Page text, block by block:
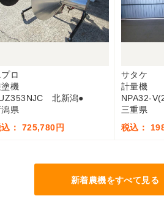
ロ
機
北新潟●
潟県
込： 725,780円
サタケ
計量機
NPA32-
三重県
税込：
新着農機をすべて見る